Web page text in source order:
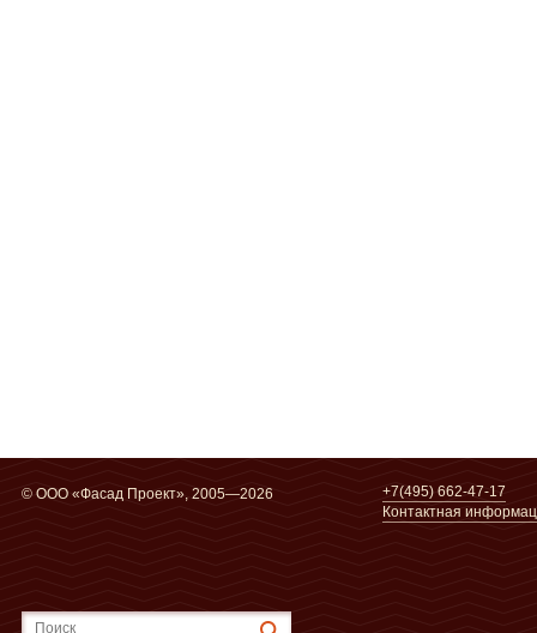
© ООО «Фасад Проект», 2005—2026
+7(495) 662-47-17
Контактная